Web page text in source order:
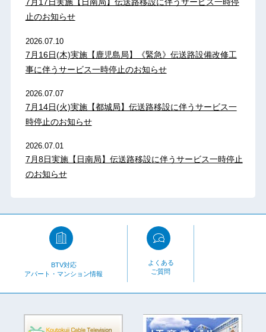
7月17日実施【日南局】伝送路移設に伴うサービス一時停
止のお知らせ
2026.07.10
7月16日(木)実施【鹿児島局】《緊急》伝送路設備改修工
事に伴うサービス一時停止のお知らせ
2026.07.07
7月14日(火)実施【都城局】伝送路移設に伴うサービス一
時停止のお知らせ
2026.07.01
7月8日実施【日南局】伝送路移設に伴うサービス一時停止
のお知らせ
BTV対応
アパート・マンション情報
よくある
ご質問